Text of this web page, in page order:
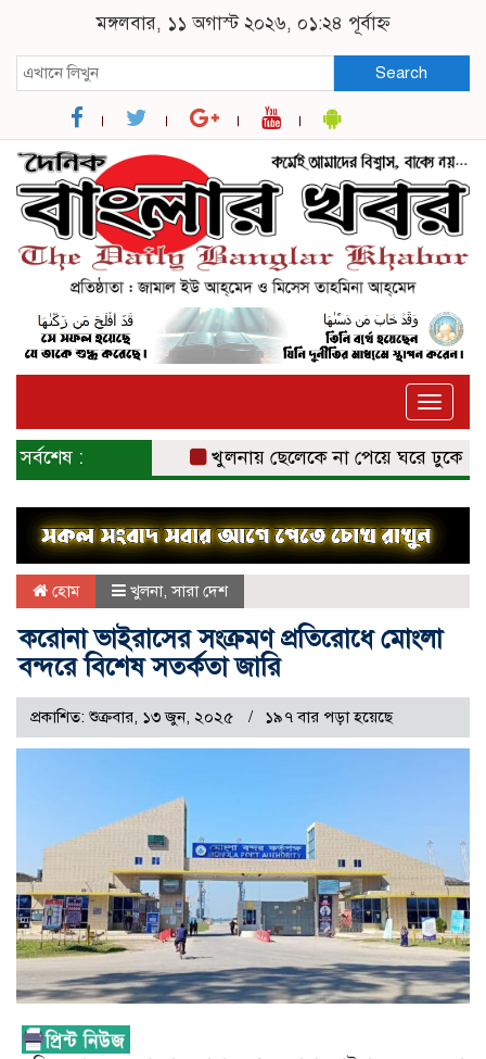
মঙ্গলবার, ১১ অগাস্ট ২০২৬, ০১:২৪ পূর্বাহ্ন
Search
Toggle
সর্বশেষ : খুলনায় ছেলেকে না পেয়ে ঘরে ঢুকে মাকে
হোম খুলনা,সারা দেশ
করোনা ভাইরাসের সংক্রমণ প্রতিরোধে মোংলা
বন্দরে বিশেষ সতর্কতা জারি
প্রকাশিত: শুক্রবার, ১৩ জুন, ২০২৫ ১৯৭ বার পড়া হয়েছে